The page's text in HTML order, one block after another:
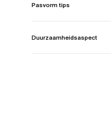
Pasvorm tips
Duurzaamheidsaspect